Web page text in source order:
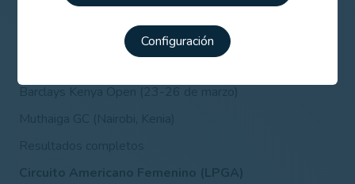
Configuración
Coco Beach Golf & CC (Rio Grande, Puerto Rico)
Resultados completos
Barclays Kenya Open (23-26 de marzo)
Muthaiga GC (Nairobi, Kenia)
Circuito Americano Femenino (LPGA)